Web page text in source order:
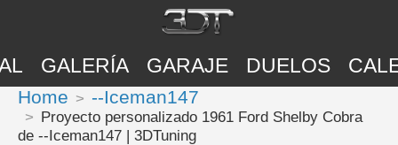
GALERÍA GARAJE DUELOS
Home --Iceman147
Proyecto personalizado 1961 Ford Shelby Cobra
de --Iceman147 | 3DTuning